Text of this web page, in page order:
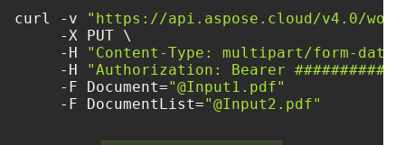
curl -v
"https://api.aspose.cloud/v4.0/
     -X PUT \
     -H
"Content-Type: multipart/form-data"
     -H
"Authorization: Bearer
     -F Document=
"@Input1.pdf"
     -F DocumentList=
"@Input2.pdf"